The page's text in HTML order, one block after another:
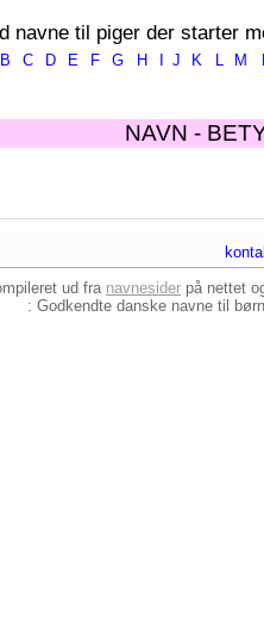
navne til piger der starter
B C D E F G H J K L M
NAVN -
ud fra navnesider på nettet
: Godkendte danske navne til børn